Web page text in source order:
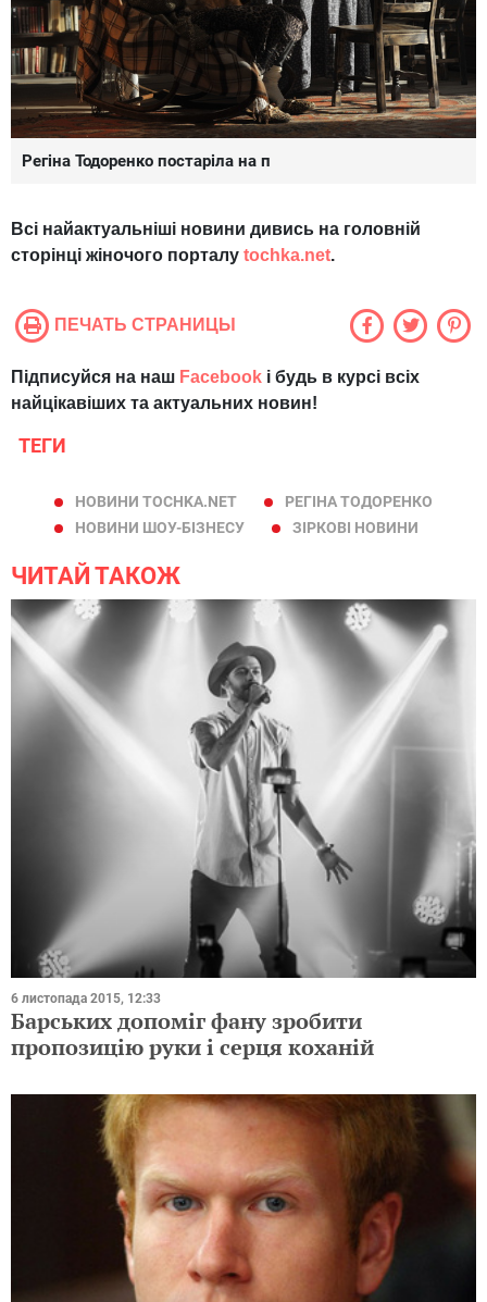
Регіна Тодоренко постаріла на п
Всі найактуальніші новини дивись на головній
сторінці жіночого порталу tochka.net.
ПЕЧАТЬ СТРАНИЦЫ
Підписуйся на наш Facebook і будь в курсі всіх
найцікавіших та актуальних новин!
ТЕГИ
НОВИНИ TOCHKA.NET
РЕГІНА ТОДОРЕНКО
НОВИНИ ШОУ-БІЗНЕСУ
ЗІРКОВІ НОВИНИ
ЧИТАЙ ТАКОЖ
6 листопада 2015, 12:33
Барських допоміг фану зробити
пропозицію руки і серця коханій